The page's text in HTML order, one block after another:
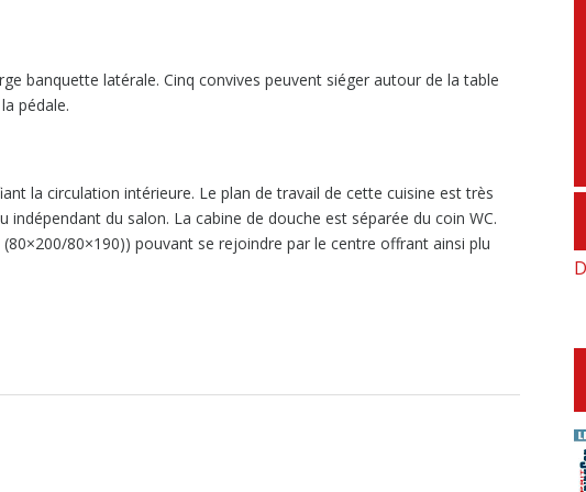
banquette latérale. Cinq convives peuvent siéger autour de la table
pédale.
la circulation intérieure. Le plan de travail de cette cuisine est très
indépendant du salon. La cabine de douche est séparée du coin WC.
80×190)) pouvant se rejoindre par le centre offrant ainsi plu